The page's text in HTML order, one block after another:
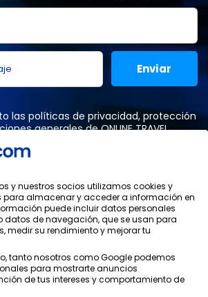
las políticas de privacidad, protección
generalesde ONLINE TRAVEL
Política de Privacidad
Condiciones Generales
Política de Cookies
Aviso Legal
y nuestros socios utilizamos cookies y
almacenar y acceder a información en
puede incluir datos personales
datos de navegación, que se usan para
medir su rendimiento y mejorar tu
tanto nosotros como Google podemos
para mostrarte anuncios
de tus intereses y comportamiento de